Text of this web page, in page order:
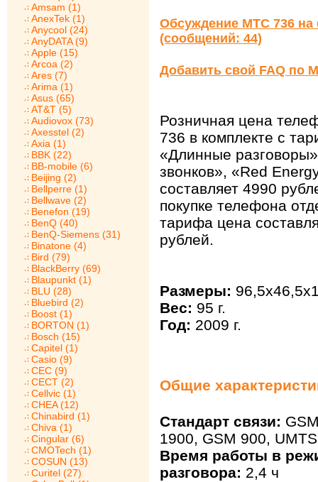
Amsam (1)
AnexTek (1)
Anycool (24)
AnyDATA (9)
Apple (15)
Arcoa (2)
Ares (7)
Arima (1)
Asus (65)
AT&T (5)
Audiovox (73)
Axesstel (2)
Axia (1)
BBK (22)
BB-mobile (6)
Beijing (2)
Bellperre (1)
Bellwave (2)
Benefon (19)
BenQ (40)
BenQ-Siemens (31)
Binatone (4)
Bird (79)
BlackBerry (69)
Blaupunkt (1)
BLU (28)
Bluebird (2)
Boost (1)
BORTON (1)
Bosch (15)
Capitel (1)
Casio (9)
CEC (9)
CECT (2)
Cellvic (1)
CHEA (12)
Chinabird (1)
Chiva (1)
Cingular (6)
CMOTech (1)
COSUN (13)
Curitel (27)
Обсуждение МТС 736
(сообщений: 44)
Добавить свой FAQ по
Розничная цена
736 в комплекте с
«Длинные
звонков», «Red
составляет 4990
покупке телефона
тарифа цена
рублей.
Размеры:
Вес: 95 г.
Год: 2009 г.
Общие
Стандарт связи:
1900, GSM 900, UMTS
Время работы в
разговора: 2,4 ч